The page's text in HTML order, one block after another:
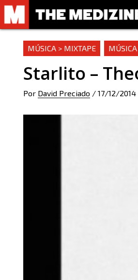
MÚSICA > MIXTAPE MÚSICA
Starlito –
Por David Preciado / 17/12/2014